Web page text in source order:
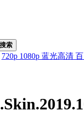
搜索
720p 1080p 蓝光高清